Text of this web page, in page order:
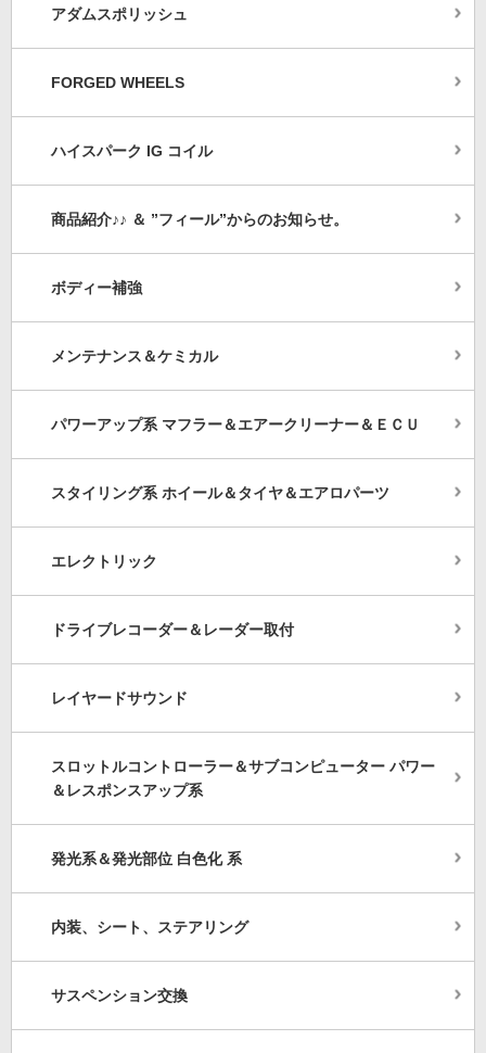
アダムスポリッシュ
FORGED WHEELS
ハイスパーク IG コイル
商品紹介♪♪ ＆ ”フィール”からのお知らせ。
ボディー補強
メンテナンス＆ケミカル
パワーアップ系 マフラー＆エアークリーナー＆ＥＣＵ
スタイリング系 ホイール＆タイヤ＆エアロパーツ
エレクトリック
ドライブレコーダー＆レーダー取付
レイヤードサウンド
スロットルコントローラー＆サブコンピューター パワー
＆レスポンスアップ系
発光系＆発光部位 白色化 系
内装、シート、ステアリング
サスペンション交換